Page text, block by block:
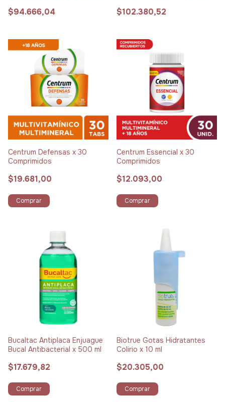
$94.666,04 $102.380,52
Centrum Defensas x 30
Comprimidos
$19.681,00
Comprar
Centrum Essencial x 30
Comprimidos
$12.093,00
Comprar
Bucaltac Antiplaca Enjuague
Bucal Antibacterial x 500 ml
$17.679,82
Comprar
Biotrue Gotas Hidratantes
Colirio x 10 ml
$20.305,00
Comprar